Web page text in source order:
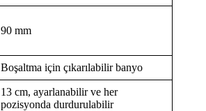
90 mm
Boşaltma için çıkarılabilir banyo
13 cm, ayarlanabilir ve her
pozisyonda durdurulabilir